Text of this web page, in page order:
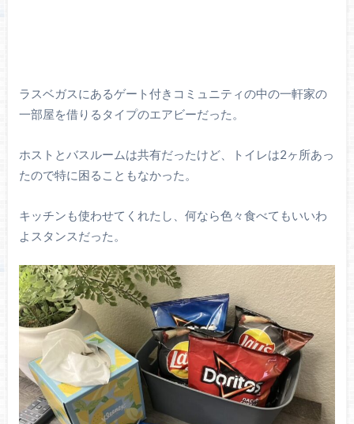
ラスベガスにあるゲート付きコミュニティの中の一軒家の
一部屋を借りるタイプのエアビーだった。
ホストとバスルームは共有だったけど、トイレは2ヶ所あっ
たので特に困ることもなかった。
キッチンも使わせてくれたし、何なら色々食べてもいいわ
よスタンスだった。